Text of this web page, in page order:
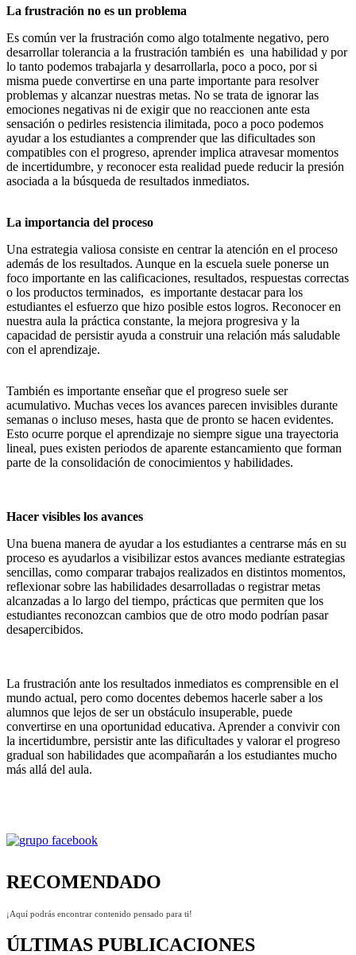
La frustración no es un problema
Es común ver la frustración como algo totalmente negativo, pero
desarrollar tolerancia a la frustración también es una habilidad y por
lo tanto podemos trabajarla y desarrollarla, poco a poco, por si
misma puede convertirse en una parte importante para resolver
problemas y alcanzar nuestras metas. No se trata de ignorar las
emociones negativas ni de exigir que no reaccionen ante esta
sensación o pedirles resistencia ilimitada, poco a poco podemos
ayudar a los estudiantes a comprender que las dificultades son
compatibles con el progreso, aprender implica atravesar momentos
de incertidumbre, y reconocer esta realidad puede reducir la presión
asociada a la búsqueda de resultados inmediatos.
La importancia del proceso
Una estrategia valiosa consiste en centrar la atención en el proceso
además de los resultados. Aunque en la escuela suele ponerse un
foco importante en las calificaciones, resultados, respuestas correctas
o los productos terminados, es importante destacar para los
estudiantes el esfuerzo que hizo posible estos logros. Reconocer en
nuestra aula la práctica constante, la mejora progresiva y la
capacidad de persistir ayuda a construir una relación más saludable
con el aprendizaje.
También es importante enseñar que el progreso suele ser
acumulativo. Muchas veces los avances parecen invisibles durante
semanas o incluso meses, hasta que de pronto se hacen evidentes.
Esto ocurre porque el aprendizaje no siempre sigue una trayectoria
lineal, pues existen periodos de aparente estancamiento que forman
parte de la consolidación de conocimientos y habilidades.
Hacer visibles los avances
Una buena manera de ayudar a los estudiantes a centrarse más en su
proceso es ayudarlos a visibilizar estos avances mediante estrategias
sencillas, como comparar trabajos realizados en distintos momentos,
reflexionar sobre las habilidades desarrolladas o registrar metas
alcanzadas a lo largo del tiempo, prácticas que permiten que los
estudiantes reconozcan cambios que de otro modo podrían pasar
desapercibidos.
La frustración ante los resultados inmediatos es comprensible en el
mundo actual, pero como docentes debemos hacerle saber a los
alumnos que lejos de ser un obstáculo insuperable, puede
convertirse en una oportunidad educativa. Aprender a convivir con
la incertidumbre, persistir ante las dificultades y valorar el progreso
gradual son habilidades que acompañarán a los estudiantes mucho
más allá del aula.
RECOMENDADO
¡Aquí podrás encontrar contenido pensado para ti!
ÚLTIMAS PUBLICACIONES